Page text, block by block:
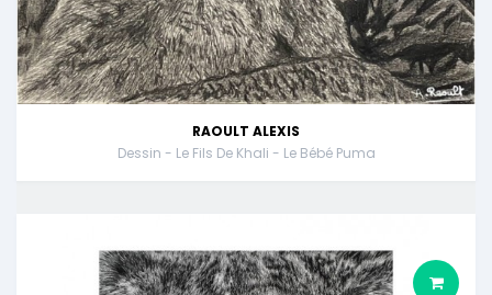
RAOULT ALEXIS
Dessin - Le Fils De Khali - Le Bébé Puma